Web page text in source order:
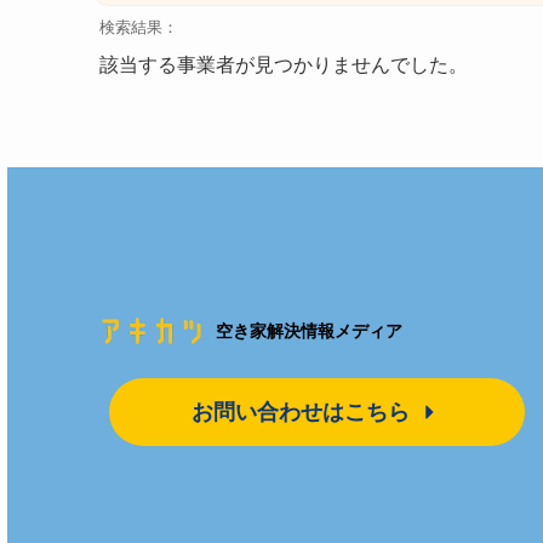
検索結果：
該当する事業者が見つかりませんでした。
空き家解決情報メディア
お問い合わせはこちら